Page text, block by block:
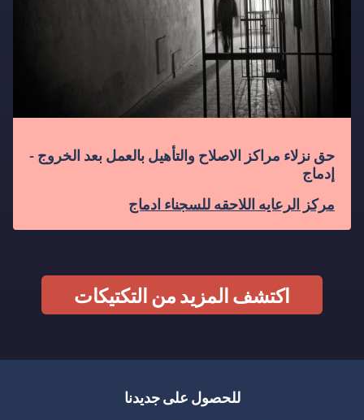
حق نزلاء مراكز الاصلاح والتأهيل بالعمل بعد الخروج -
إدماج
مركز الرعايه اللاحقه للسجناء ادماج
اكتشف المزيد من التكتيكات
للحصول على جديدنا